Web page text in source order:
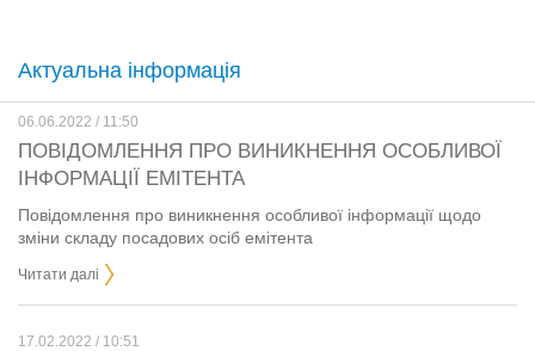
Актуальна інформація
06.06.2022 / 11:50
ПОВІДОМЛЕННЯ ПРО ВИНИКНЕННЯ ОСОБЛИВОЇ
ІНФОРМАЦІЇ ЕМІТЕНТА
Повідомлення про виникнення особливої інформації щодо
зміни складу посадових осіб емітента
Читати далі
17.02.2022 / 10:51